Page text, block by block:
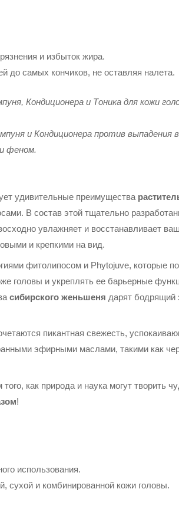
и избыток жира.
до самых кончиков, не оставляя налета.
Кондиционера и Тоника для кожи
и Кондиционера против выпадения
феном.
удивительные преимущества
В состав этой тщательно
увлажняет и восстанавливает
и крепкими на вид.
фитолипосом и Phytojuve, которые
головы и укреплять ее барьерные
сибирского женьшеня дарят бодрящий
пикантная свежесть,
эфирными маслами, такими как
как природа и наука могут творить
!
использования.
сухой и комбинированной кожи головы.